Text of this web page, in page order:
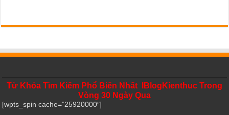
Từ Khóa Tìm Kiếm Phổ Biến Nhất IBlogKienthuc Trong
Vòng 30 Ngày Qua
[wpts_spin cache=”25920000″]